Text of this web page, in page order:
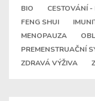
BIO CESTOVÁNÍ
FENG SHUI
MENOPAUZA
PREMENSTRUAČNÍ
ZDRAVÁ VÝŽIVA